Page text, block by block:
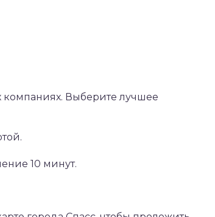
компаниях. Выберите лучшее
10 минут.